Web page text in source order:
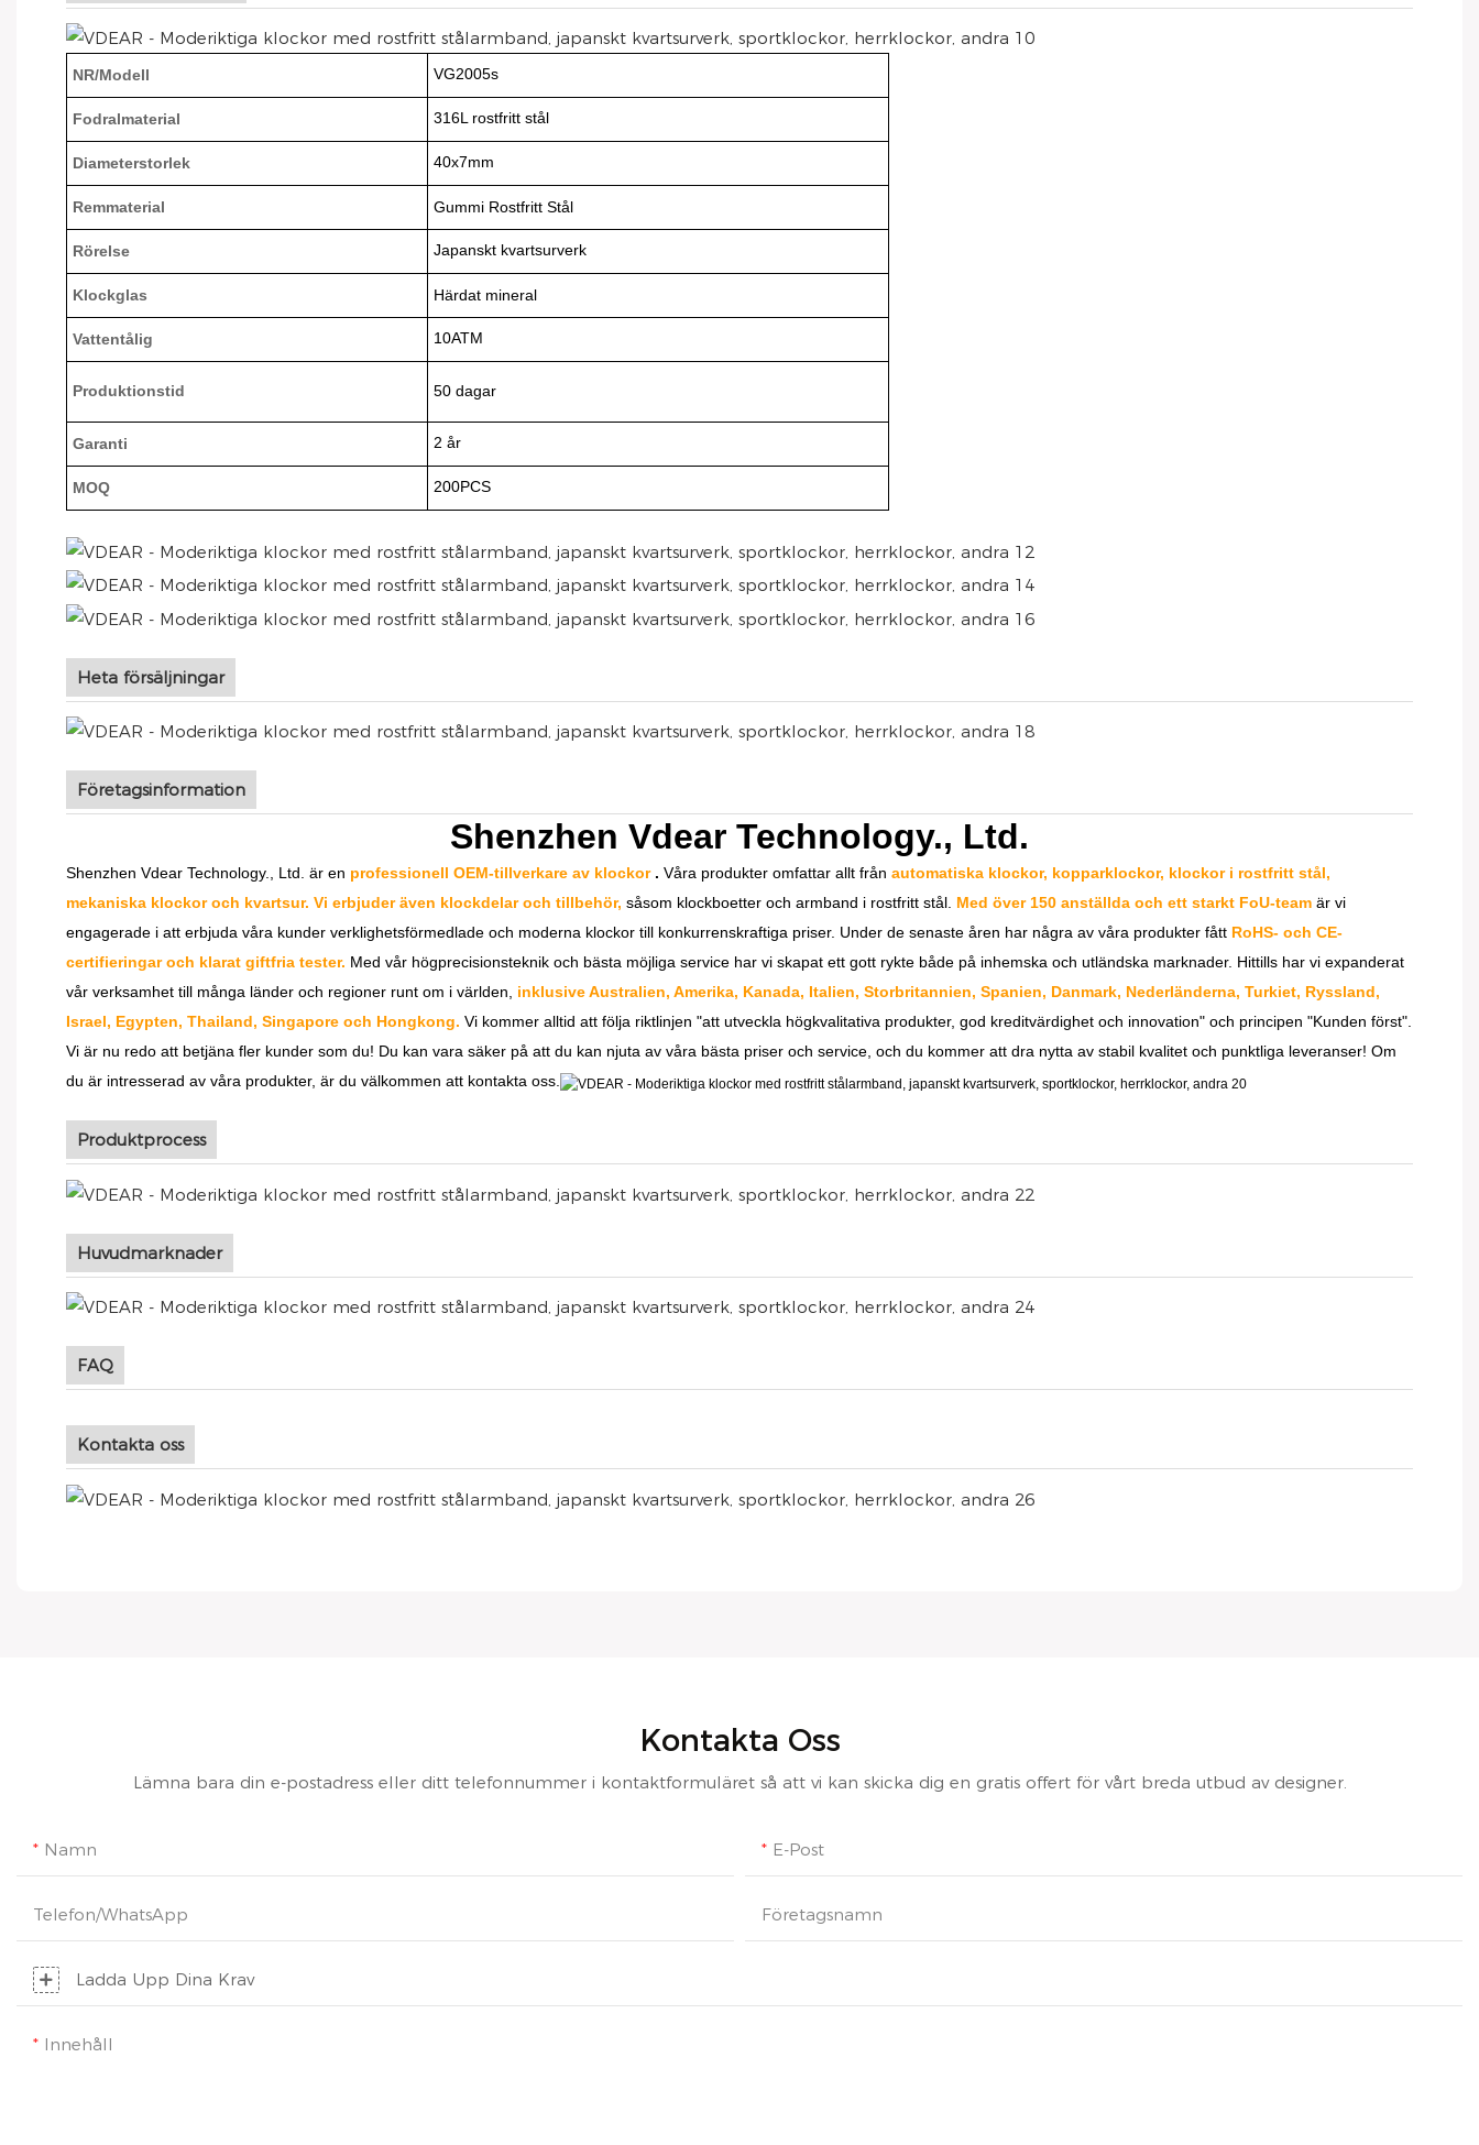
NR/Modell VG2005s
Fodralmaterial 316L rostfritt stål
Diameterstorlek 40x7mm
Remmaterial Gummi Rostfritt Stål
Rörelse Japanskt kvartsurverk
Klockglas Härdat mineral
Vattentålig 10ATM
Produktionstid 50 dagar
Garanti 2 år
MOQ 200PCS
Heta försäljningar
Företagsinformation
Shenzhen Vdear Technology., Ltd.
Shenzhen Vdear Technology., Ltd. är en professionell OEM-tillverkare av klockor. Våra produkter omfattar allt från automatiska klockor, kopparklockor, klockor i rostfritt stål,
mekaniska klockor och kvartsur. Vi erbjuder även klockdelar och tillbehör, såsom klockboetter och armband i rostfritt stål. Med över 150 anställda och ett starkt FoU-team är vi
engagerade i att erbjuda våra kunder verklighetsförmedlade och moderna klockor till konkurrenskraftiga priser. Under de senaste åren har några av våra produkter fått RoHS- och CE-
certifieringar och klarat giftfria tester. Med vår högprecisionsteknik och bästa möjliga service har vi skapat ett gott rykte både på inhemska och utländska marknader. Hittills har vi expanderat
vår verksamhet till många länder och regioner runt om i världen, inklusive Australien, Amerika, Kanada, Italien, Storbritannien, Spanien, Danmark, Nederländerna, Turkiet, Ryssland,
Israel, Egypten, Thailand, Singapore och Hongkong. Vi kommer alltid att följa riktlinjen "att utveckla högkvalitativa produkter, god kreditvärdighet och innovation" och principen "Kunden först".
Vi är nu redo att betjäna fler kunder som du! Du kan vara säker på att du kan njuta av våra bästa priser och service, och du kommer att dra nytta av stabil kvalitet och punktliga leveranser! Om
du är intresserad av våra produkter, är du välkommen att kontakta oss.
Produktprocess
Huvudmarknader
FAQ
Kontakta oss
Kontakta Oss
Lämna bara din e-postadress eller ditt telefonnummer i kontaktformuläret så att vi kan skicka dig en gratis offert för vårt breda utbud av designer.
Namn E-Post
Telefon/whatsApp Företagsnamn
Ladda Upp Dina Krav
Innehåll